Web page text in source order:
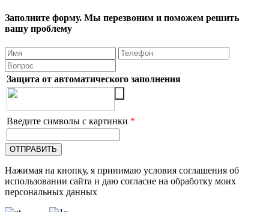
Заполните форму. Мы перезвоним и поможем решить
вашу проблему
Защита от автоматического заполнения
Введите символы с картинки *
Нажимая на кнопку, я принимаю условия соглашения об
использовании сайта и даю согласие на обработку моих
персональных данных